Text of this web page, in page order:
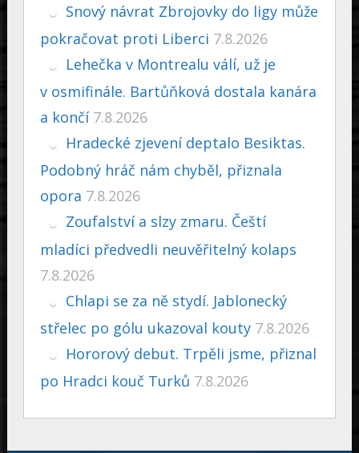
Snový návrat Zbrojovky do ligy může
pokračovat proti Liberci 7.8.2026
Lehečka v Montrealu válí, už je
v osmifinále. Bartůňková dostala kanára
a končí 7.8.2026
Hradecké zjevení deptalo Besiktas.
Podobný hráč nám chyběl, přiznala
opora 7.8.2026
Zoufalství a slzy zmaru. Čeští
mladíci předvedli neuvěřitelný kolaps
7.8.2026
Chlapi se za ně stydí. Jablonecký
střelec po gólu ukazoval kouty 7.8.2026
Hororový debut. Trpěli jsme, přiznal
po Hradci kouč Turků 7.8.2026